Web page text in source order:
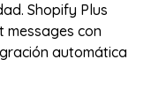
Shopify Plus
messages con
automática